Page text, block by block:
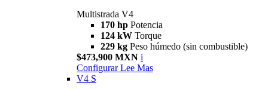
Multistrada V4
170 hp Potencia
124 kW Torque
229 kg Peso húmedo (sin combustible)
$473,900 MXN i
Configurar Lee Mas
V4 S